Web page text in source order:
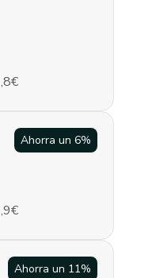
Ahorra un 6%
Ahorra un 11%